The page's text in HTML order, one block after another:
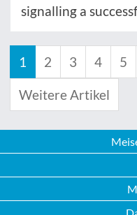
signalling a
1 2 3 4 5
Weitere Artikel